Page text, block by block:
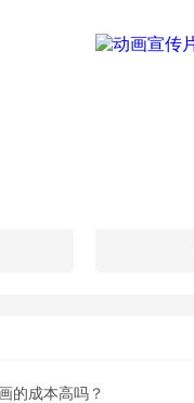
的成本高吗？